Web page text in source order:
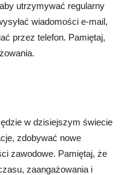
utrzymywać regularny
wiadomości e-mail,
przez telefon. Pamiętaj,
w dzisiejszym świecie
zdobywać nowe
zawodowe. Pamiętaj, że
zaangażowania i